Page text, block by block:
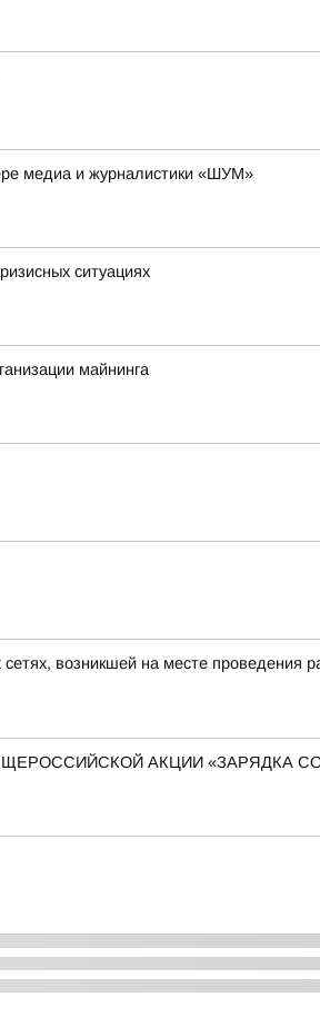
медиа и журналистики «ШУМ»
ситуациях
майнинга
возникшей на месте проведения
АКЦИИ «ЗАРЯДКА